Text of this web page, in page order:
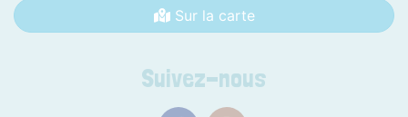
Sur la carte
Suivez-nous